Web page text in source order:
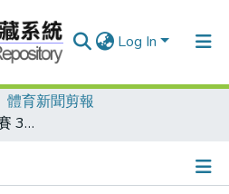
Log In
體育新聞剪報
榮三杯對奕 32強晉決賽 3百餘三段以上好手參賽 11月1日決賽冠軍5萬元/榮三杯全國中小學生棋王賽入圍名單/第一、二屆冠軍 兩冠王賴宥丞靠圍棋進清大/最年輕參賽者 小一生王楷傑實力高達五段/交大六子棋賽 電腦勝人腦